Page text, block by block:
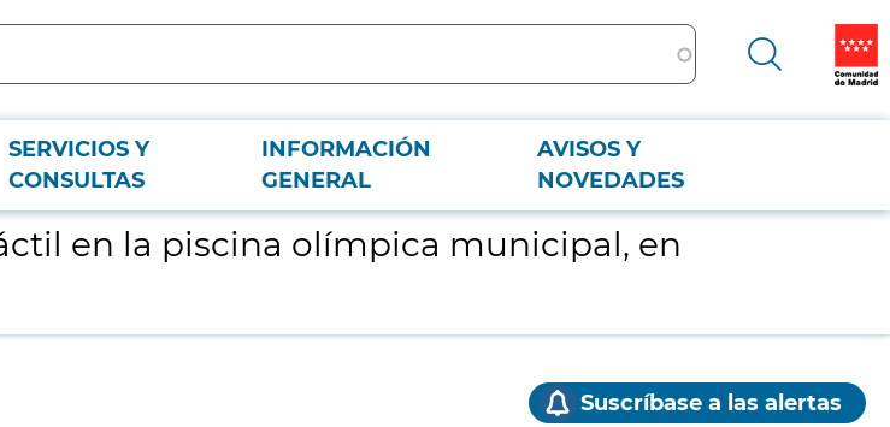
SERVICIOS Y
CONSULTAS
INFORMACIÓN
GENERAL
AVISOS Y
NOVEDADES
(Madrid)
en la piscina olímpica municipal, en
Suscríbase a las alertas